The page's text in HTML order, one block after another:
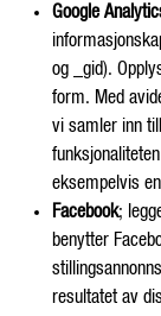
Google
og _gid).
form. Med
vi samler inn
eksempelvis
Facebook;
benytter
resultatet av